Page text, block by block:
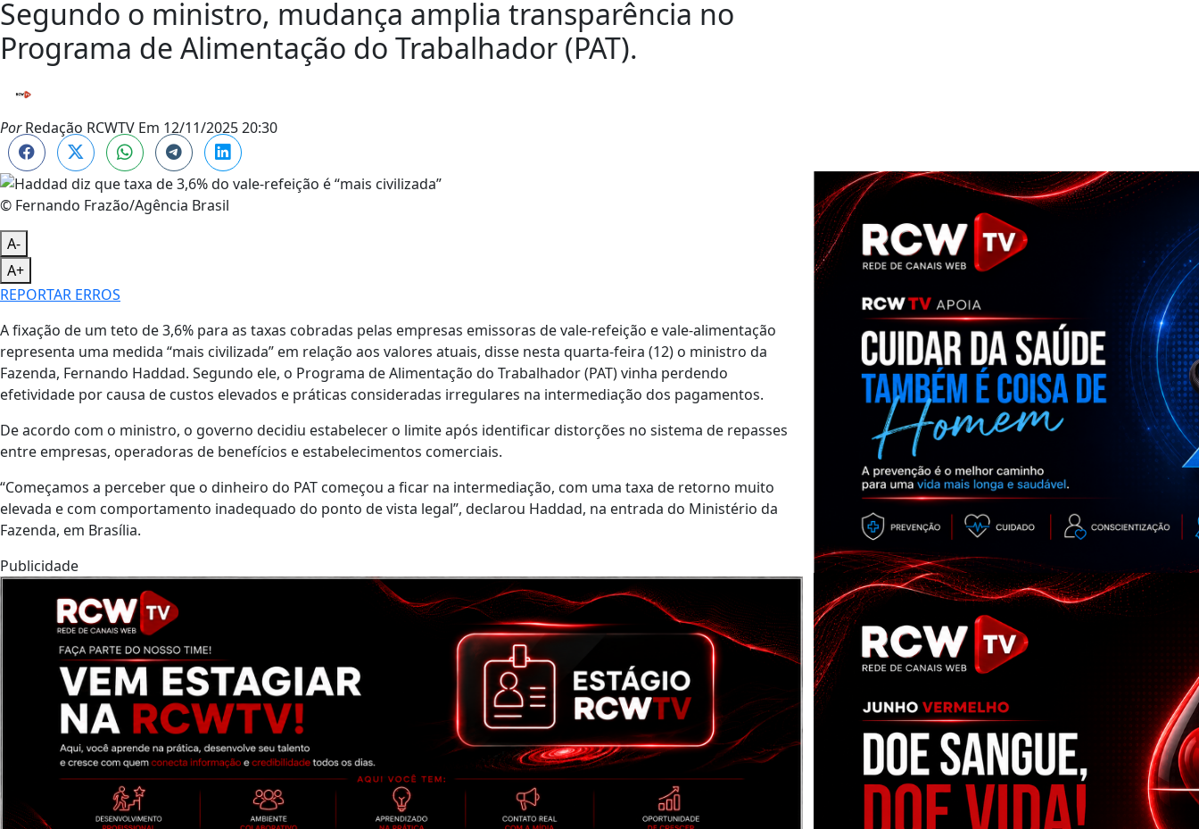
Segundo o ministro, mudança amplia transparência no
Programa de Alimentação do Trabalhador (PAT).
PorRedação RCWTV Em 12/11/2025 20:30
© Fernando Frazão/Agência Brasil
A-
A+
REPORTAR ERROS
A fixação de um teto de 3,6% para as taxas cobradas pelas empresas emissoras de vale-refeição e vale-alimentação
representa uma medida “mais civilizada” em relação aos valores atuais, disse nesta quarta-feira (12) o ministro da
Fazenda, Fernando Haddad. Segundo ele, o Programa de Alimentação do Trabalhador (PAT) vinha perdendo
efetividade por causa de custos elevados e práticas consideradas irregulares na intermediação dos pagamentos.
De acordo com o ministro, o governo decidiu estabelecer o limite após identificar distorções no sistema de repasses
entre empresas, operadoras de benefícios e estabelecimentos comerciais.
“Começamos a perceber que o dinheiro do PAT começou a ficar na intermediação, com uma taxa de retorno muito
elevada e com comportamento inadequado do ponto de vista legal”, declarou Haddad, na entrada do Ministério da
Fazenda, em Brasília.
Publicidade